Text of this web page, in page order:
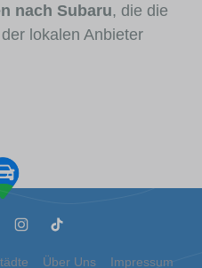
nach Subaru, die die
lokalen Anbieter
Über Uns Impressum